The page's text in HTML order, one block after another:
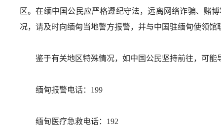
区。在缅中国公民应严格遵纪守法，远离网络诈骗、赌
况，请及时向缅甸当地警方报警，并与中国驻缅甸使领馆
鉴于有关地区特殊情况，如中国公民坚持前往，可
缅甸报警电话：199
缅甸医疗急救电话：192